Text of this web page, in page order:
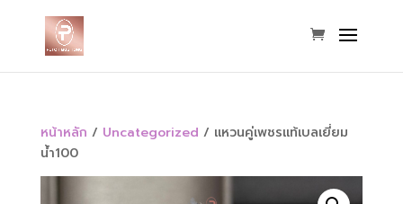
หน้าหลัก / Uncategorized / แหวนคู่เพชรแท้เบลเยี่ยม
น้ำ100